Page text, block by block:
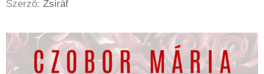
Szerző: Zsiráf